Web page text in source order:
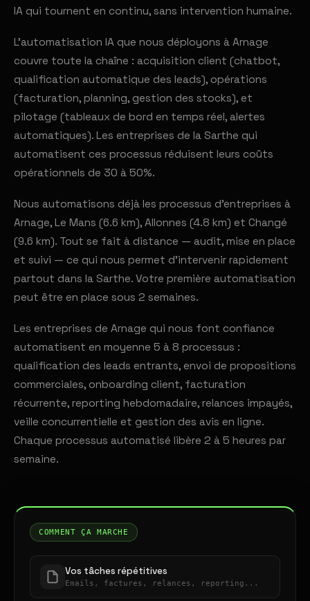
IA qui tournent en continu, sans intervention humaine.
L'automatisation IA que nous déployons à Arnage
couvre toute la chaîne : acquisition client (chatbot,
qualification automatique des leads), opérations
(facturation, planning, gestion des stocks), et
pilotage (tableaux de bord en temps réel, alertes
automatiques). Les entreprises de la Sarthe qui
automatisent ces processus réduisent leurs coûts
opérationnels de 30 à 50%.
Nous automatisons déjà les processus d'entreprises à
Arnage, Le Mans (6.6 km), Allonnes (4.8 km) et Changé
(9.6 km). Tout se fait à distance — audit, mise en place
et suivi — ce qui nous permet d'intervenir rapidement
partout dans la Sarthe. Votre première automatisation
peut être en place sous 2 semaines.
Les entreprises de Arnage qui nous font confiance
automatisent en moyenne 5 à 8 processus :
qualification des leads entrants, envoi de propositions
commerciales, onboarding client, facturation
récurrente, reporting hebdomadaire, relances impayés,
veille concurrentielle et gestion des avis en ligne.
Chaque processus automatisé libère 2 à 5 heures par
semaine.
COMMENT ÇA MARCHE
Vos tâches répétitives
Emails, factures, relances, reporting...